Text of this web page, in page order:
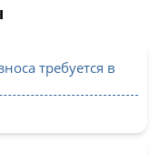
требуется в